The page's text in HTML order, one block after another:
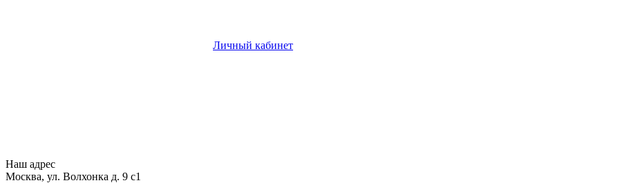
Личный кабинет
Наш адрес
Москва, ул. Волхонка д. 9 с1